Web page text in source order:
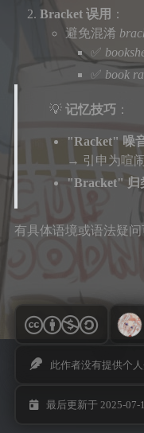
Bracket 误用 ：
避免混淆
✅
✅ book
💡 记忆技巧：
"Racket" 噪
→ 引申为喧闹
"Bracket" 归
有具体语境或语法疑问
此作者没有提供个人
最后更新于 2025-07-